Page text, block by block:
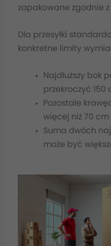
zapakowane zgodnie z
Dla przesyłki
konkretne limity
Najdłuższy bok
przekroczyć 150
Pozostałe
więcej niż 70
Suma dwóch
może być